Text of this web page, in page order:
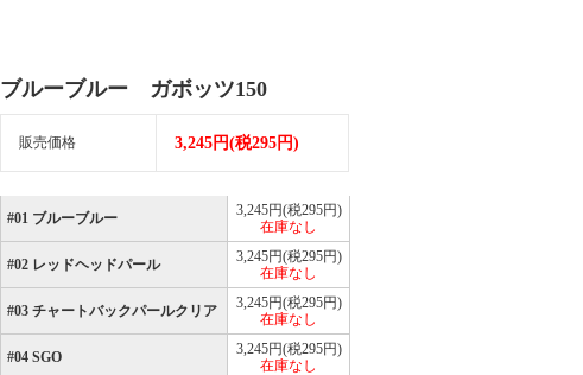
ブルーブルー ガボッツ150
販売価格 3,245円(税295円)
#01 ブルーブルー
3,245円(税295円)
在庫なし
#02 レッドヘッドパール
3,245円(税295円)
在庫なし
#03 チャートバックパールクリア
3,245円(税295円)
在庫なし
#04 SGO
3,245円(税295円)
在庫なし